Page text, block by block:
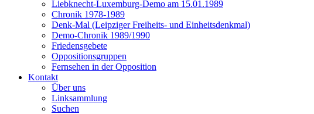
Liebknecht-Luxemburg-Demo am 15.01.1989
Chronik 1978-1989
Denk-Mal (Leipziger Freiheits- und Einheitsdenkmal)
Demo-Chronik 1989/1990
Friedensgebete
Oppositionsgruppen
Fernsehen in der Opposition
Kontakt
Über uns
Linksammlung
Suchen